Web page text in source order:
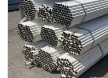
vorige